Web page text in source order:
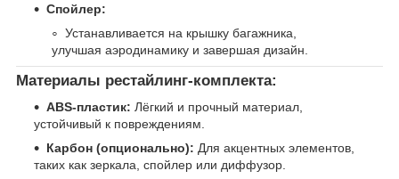
Спойлер:
Устанавливается на крышку багажника,
улучшая аэродинамику и завершая дизайн.
Материалы рестайлинг-комплекта:
ABS-пластик: Лёгкий и прочный материал,
устойчивый к повреждениям.
Карбон (опционально): Для акцентных элементов,
таких как зеркала, спойлер или диффузор.